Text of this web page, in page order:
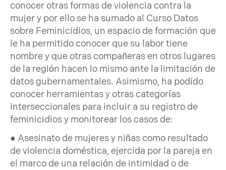
conocer otras formas de violencia contra la
mujer y por ello se ha sumado al Curso Datos
sobre Feminicidios, un espacio de formación que
le ha permitido conocer que su labor tiene
nombre y que otras compañeras en otros lugares
de la región hacen lo mismo ante la limitación de
datos gubernamentales. Asimismo, ha podido
conocer herramientas y otras categorías
interseccionales para incluir a su registro de
feminicidios y monitorear los casos de:
● Asesinato de mujeres y niñas como resultado
de violencia doméstica, ejercida por la pareja en
el marco de una relación de intimidad o de